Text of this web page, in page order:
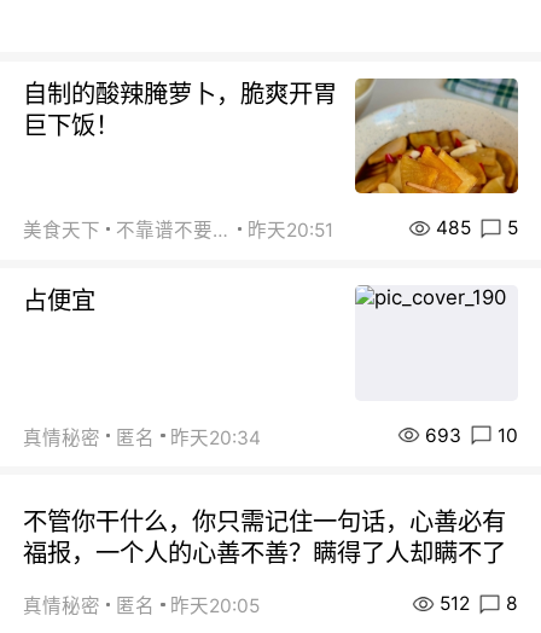
自制的酸辣腌萝卜，脆爽开胃
巨下饭！
美食天下 不靠谱不要联系 昨天20:51 485 5
占便宜
真情秘密 匿名 昨天20:34 693 10
不管你干什么，你只需记住一句话，心善必有
福报，一个人的心善不善？瞒得了人却瞒不了
真情秘密 匿名 昨天20:05 512 8